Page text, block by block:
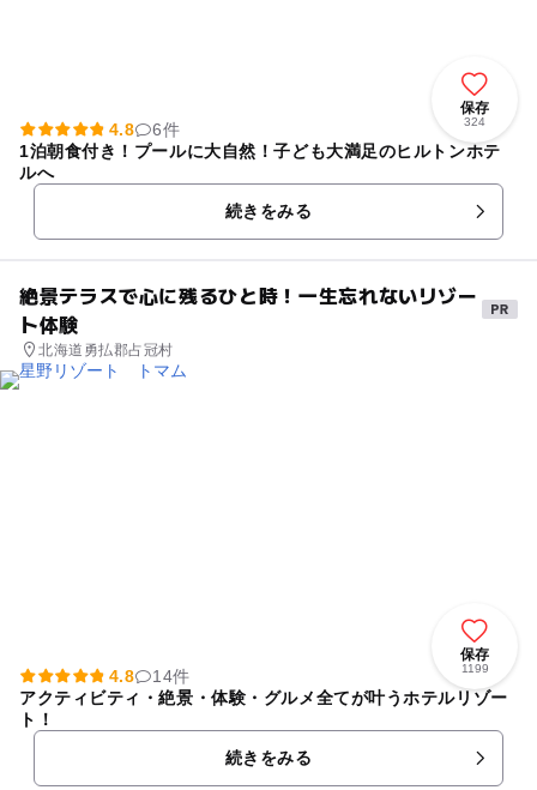
保存
324
4.8
6件
1泊朝食付き！プールに大自然！子ども大満足のヒルトンホテ
ルへ
続きをみる
絶景テラスで心に残るひと時！一生忘れないリゾー
ト体験
北海道勇払郡占冠村
保存
1199
4.8
14件
アクティビティ・絶景・体験・グルメ全てが叶うホテルリゾー
ト！
続きをみる